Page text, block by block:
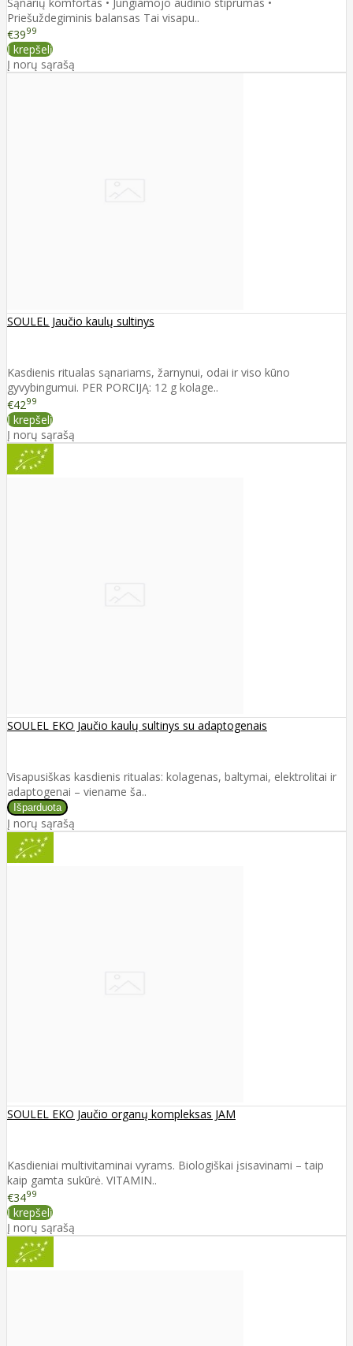
Priešuždegiminis balansas Tai visapu..
€3999
Į krepšelį
Į norų sąrašą
SOULEL Jaučio kaulų sultinys
Kasdienis ritualas sąnariams, žarnynui, odai ir viso kūno
gyvybingumui. PER PORCIJĄ: 12 g kolage..
€4299
Į krepšelį
Į norų sąrašą
SOULEL EKO Jaučio kaulų sultinys su adaptogenais
Visapusiškas kasdienis ritualas: kolagenas, baltymai, elektrolitai ir
adaptogenai – viename ša..
Į norų sąrašą
SOULEL EKO Jaučio organų kompleksas JAM
Kasdieniai multivitaminai vyrams. Biologiškai įsisavinami – taip
kaip gamta sukūrė. VITAMIN..
€3499
Į krepšelį
Į norų sąrašą